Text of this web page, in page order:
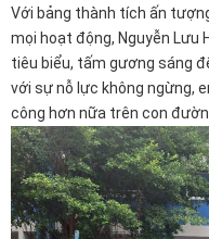
Với bảng thành tích ấn
mọi hoạt động, Nguyễn Lưu
tiêu biểu, tấm gương sáng
với sự nỗ lực không ngừng,
công hơn nữa trên con